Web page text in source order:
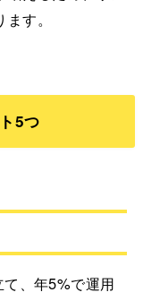
す。
5つ
、年5%で運用